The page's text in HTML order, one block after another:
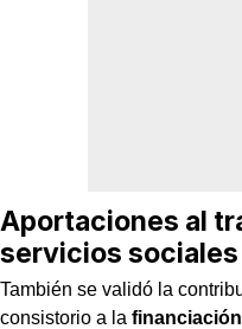
Aportaciones al
servicios sociales
También se validó la
consistorio a la